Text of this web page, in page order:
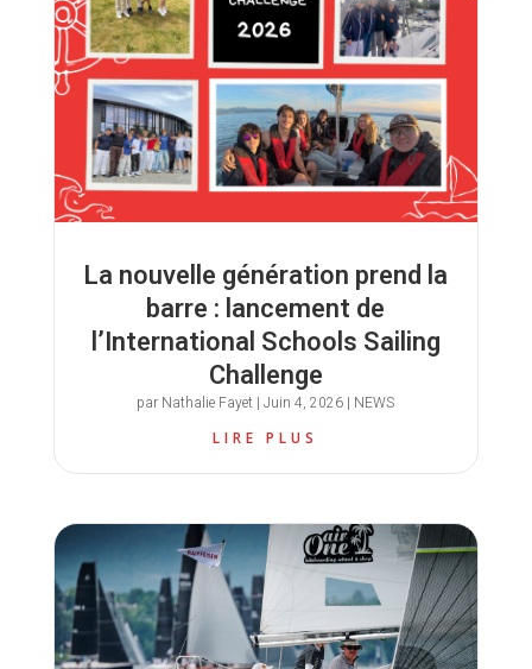
La nouvelle génération prend la
barre : lancement de
l’International Schools Sailing
Challenge
par Nathalie Fayet |Juin 4, 2026 | NEWS
LIRE PLUS